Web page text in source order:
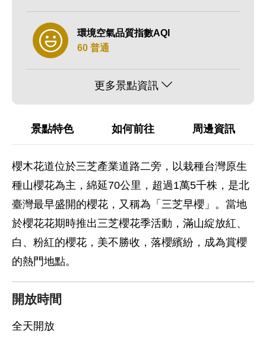
環境空氣品質指數AQI
60 普通
更多景點資訊
景點特色 如何前往 周邊資訊
櫻木花道位於三芝產業道路二旁，以栽種台灣原生
種山櫻花為主，綿延70公里，超過1萬5千株，是北
臺灣最早盛開的櫻花，又稱為「三芝早櫻」。當地
於櫻花花期時推出三芝櫻花季活動，滿山綻放紅、
白、粉紅的櫻花，美不勝收，落櫻繽紛，成為賞櫻
的熱門地點。
開放時間
全天開放